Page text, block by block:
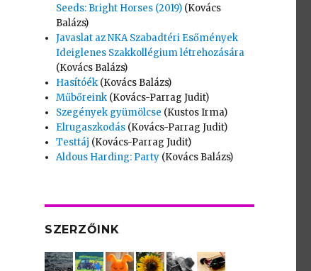
Seeds: Bright Horses (2019) (Kovács
Balázs)
Javaslat az NKA Szabadtéri Esőmények
Ideiglenes Szakkollégium létrehozására
(Kovács Balázs)
Hasítóék (Kovács Balázs)
Műbőreink (Kovács-Parrag Judit)
Szegények gyümölcse (Kustos Irma)
Elrugaszkodás (Kovács-Parrag Judit)
Testtáj (Kovács-Parrag Judit)
Aldous Harding: Party (Kovács Balázs)
SZERZŐINK